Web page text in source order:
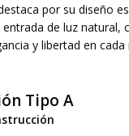
por su diseño
de luz natural,
y libertad en cada
Tipo A